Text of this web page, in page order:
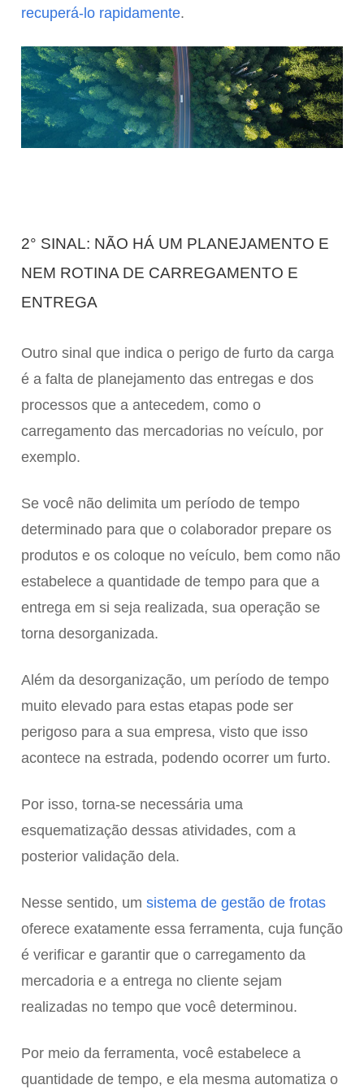
recuperá-lo rapidamente.
2° SINAL: NÃO HÁ UM PLANEJAMENTO E
NEM ROTINA DE CARREGAMENTO E
ENTREGA
Outro sinal que indica o perigo de furto da carga
é a falta de planejamento das entregas e dos
processos que a antecedem, como o
carregamento das mercadorias no veículo, por
exemplo.
Se você não delimita um período de tempo
determinado para que o colaborador prepare os
produtos e os coloque no veículo, bem como não
estabelece a quantidade de tempo para que a
entrega em si seja realizada, sua operação se
torna desorganizada.
Além da desorganização, um período de tempo
muito elevado para estas etapas pode ser
perigoso para a sua empresa, visto que isso
acontece na estrada, podendo ocorrer um furto.
Por isso, torna-se necessária uma
esquematização dessas atividades, com a
posterior validação dela.
Nesse sentido, um sistema de gestão de frotas
oferece exatamente essa ferramenta, cuja função
é verificar e garantir que o carregamento da
mercadoria e a entrega no cliente sejam
realizadas no tempo que você determinou.
Por meio da ferramenta, você estabelece a
quantidade de tempo, e ela mesma automatiza o